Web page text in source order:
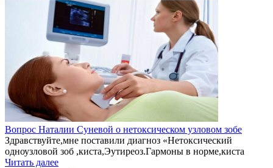
Вопрос Наталии Суневой о нетоксическом узловом зобе
Здравствуйте,мне поставили диагноз «Нетоксический
одноузловой зоб ,киста,Эутиреоз.Гармоны в норме,киста
Читать далее